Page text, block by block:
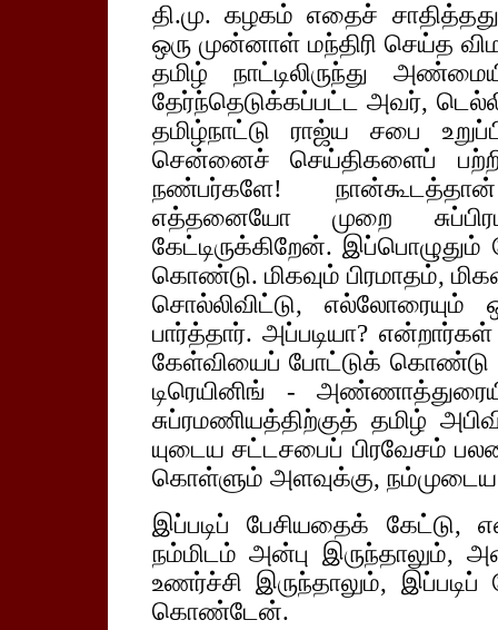
தி.மு. கழகம் எதைச்
ஒரு முன்னாள் மந்திரி செய்த
தமிழ் நாட்டிலிருந்து
தேர்ந்தெடுக்கப்பட்ட அவர்,
தமிழ்நாட்டு ராஜ்ய சபை
சென்னைச் செய்திகளைப் பற்றிச்
நண்பர்களே!
எத்தனையோ முறை
கேட்டிருக்கிறேன்.
கொண்டு. மிகவும் பிரமாதம்,
சொல்லிவிட்டு,
பார்த்தார். அப்படியா?
கேள்வியைப் போட்டுக்
டிரெயினிங் -
சுப்ரமணியத்திற்குத் தமிழ்
யுடைய சட்டசபைப் பிரவேசம்
கொள்ளும் அளவுக்கு,
இப்படிப் பேசியதைக்
நம்மிடம் அன்பு
உணர்ச்சி இருந்தாலும்,
கொண்டேன்.